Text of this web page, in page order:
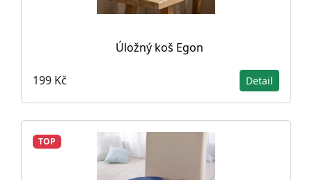
Úložný koš Egon
199 Kč Detail
TOP